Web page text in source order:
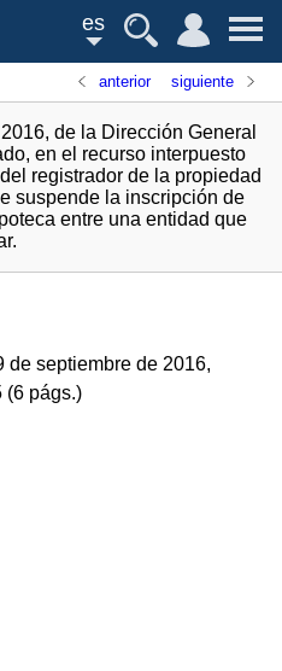
es
anterior siguiente
de la Dirección General
en el recurso interpuesto
registrador de la propiedad
suspende la inscripción de
entre una entidad que
de septiembre de 2016,
(6 págs.)